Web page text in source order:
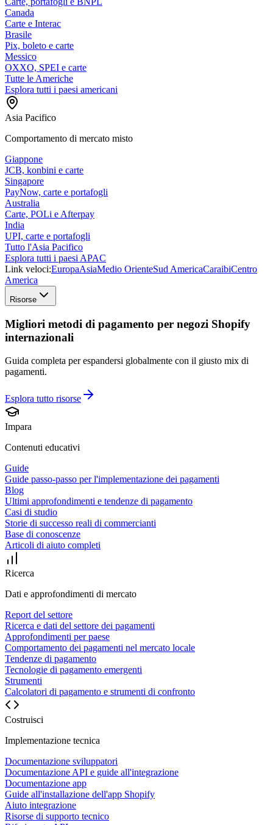
Canada
Carte e Interac
Brasile
Pix, boleto e carte
Messico
OXXO, SPEI e carte
Tutte le Americhe
Esplora tutti i paesi americani
Asia Pacifico
Comportamento di mercato misto
Giappone
JCB, konbini e carte
Singapore
PayNow, carte e portafogli
Australia
Carte, POLi e Afterpay
India
UPI, carte e portafogli
Tutto l'Asia Pacifico
Esplora tutti i paesi APAC
Link veloci:EuropaAsiaMedio OrienteSud AmericaCaraibiCentro
America
Risorse
Migliori metodi di pagamento per negozi Shopify
internazionali
Guida completa per espandersi globalmente con il giusto mix di
pagamenti.
Esplora tutto risorse
Impara
Contenuti educativi
Guide
Guide passo-passo per l'implementazione dei pagamenti
Blog
Ultimi approfondimenti e tendenze di pagamento
Casi di studio
Storie di successo reali di commercianti
Base di conoscenze
Articoli di aiuto completi
Ricerca
Dati e approfondimenti di mercato
Report del settore
Ricerca e dati del settore dei pagamenti
Approfondimenti per paese
Comportamento dei pagamenti nel mercato locale
Tendenze di pagamento
Tecnologie di pagamento emergenti
Strumenti
Calcolatori di pagamento e strumenti di confronto
Costruisci
Implementazione tecnica
Documentazione sviluppatori
Documentazione API e guide all'integrazione
Documentazione app
Guide all'installazione dell'app Shopify
Aiuto integrazione
Risorse di supporto tecnico